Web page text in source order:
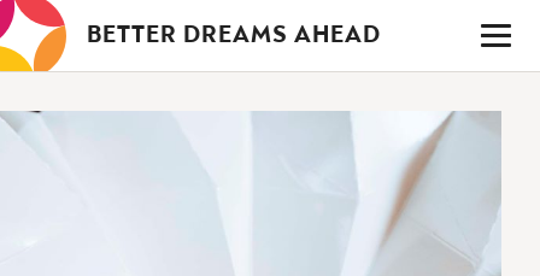
Saltar
para
o
BETTER DREAMS AHEAD